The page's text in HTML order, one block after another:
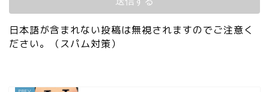
日本語が含まれない投稿は無視されますのでご注意く
ださい。（スパム対策）